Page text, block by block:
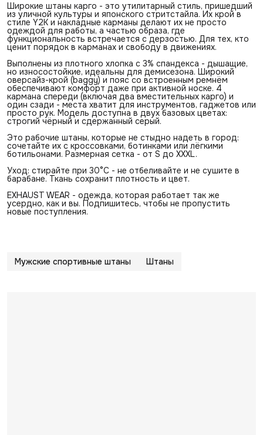
Широкие штаны карго - это утилитарный стиль, пришедший
из уличной культуры и японского стритстайла. Их крой в
стиле Y2K и накладные карманы делают их не просто
одеждой для работы, а частью образа, где
функциональность встречается с дерзостью. Для тех, кто
ценит порядок в карманах и свободу в движениях.
Выполнены из плотного хлопка с 3% спандекса - дышащие,
но износостойкие, идеальны для демисезона. Широкий
оверсайз-крой (baggy) и пояс со встроенным ремнём
обеспечивают комфорт даже при активной носке. 4
кармана спереди (включая два вместительных карго) и
один сзади - места хватит для инструментов, гаджетов или
просто рук. Модель доступна в двух базовых цветах:
строгий чёрный и сдержанный серый.
Это рабочие штаны, которые не стыдно надеть в город:
сочетайте их с кроссовками, ботинками или лёгкими
ботильонами. Размерная сетка - от S до XXXL.
Уход: стирайте при 30°C - не отбеливайте и не сушите в
барабане. Ткань сохранит плотность и цвет.
EXHAUST WEAR - одежда, которая работает так же
усердно, как и вы. Подпишитесь, чтобы не пропустить
новые поступления.
Мужские спортивные штаны Штаны